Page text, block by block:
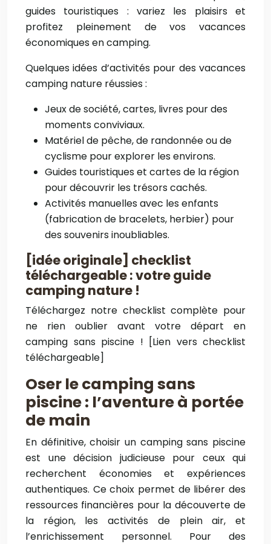
guides touristiques : variez les plaisirs et
profitez pleinement de vos vacances
économiques en camping.
Quelques idées d’activités pour des vacances
camping nature réussies :
Jeux de société, cartes, livres pour des
moments conviviaux.
Matériel de pêche, de randonnée ou de
cyclisme pour explorer les environs.
Guides touristiques et cartes de la région
pour découvrir les trésors cachés.
Activités manuelles avec les enfants
(fabrication de bracelets, herbier) pour
des souvenirs inoubliables.
[idée originale] checklist
téléchargeable : votre guide
camping nature !
Téléchargez notre checklist complète pour
ne rien oublier avant votre départ en
camping sans piscine ! [Lien vers checklist
téléchargeable]
Oser le camping sans
piscine : l’aventure à portée
de main
En définitive, choisir un camping sans piscine
est une décision judicieuse pour ceux qui
recherchent économies et expériences
authentiques. Ce choix permet de libérer des
ressources financières pour la découverte de
la région, les activités de plein air, et
l’enrichissement personnel. Pour des